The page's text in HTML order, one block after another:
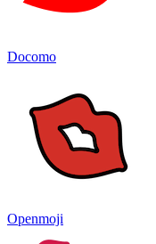
Docomo
Openmoji